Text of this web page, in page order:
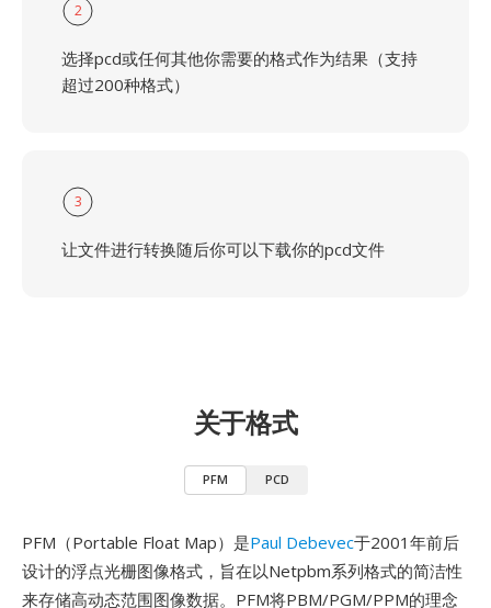
2
选择pcd或任何其他你需要的格式作为结果（支持
超过200种格式）
3
让文件进行转换随后你可以下载你的pcd文件
关于格式
PFM PCD
PFM（Portable Float Map）是Paul Debevec于2001年前后
设计的浮点光栅图像格式，旨在以Netpbm系列格式的简洁性
来存储高动态范围图像数据。PFM将PBM/PGM/PPM的理念